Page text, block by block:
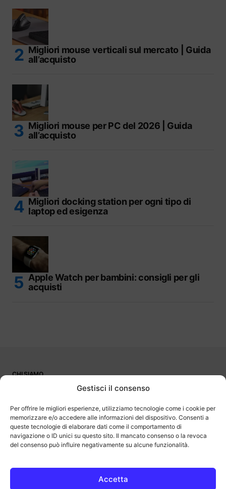
Gestisci il consenso
Per offrire le migliori esperienze, utilizziamo tecnologie come i cookie per
memorizzare e/o accedere alle informazioni del dispositivo. Consenti a
queste tecnologie di elaborare dati come il comportamento di
navigazione o ID unici su questo sito. Il mancato consenso o la revoca
del consenso può influire negativamente su alcune funzionalità.
Accetta
Migliori mouse verticali sul mercato | Guida
all’acquisto
Migliori mouse per PC del 2026 | Guida
all’acquisto
Migliori docking station per ogni tipo di
laptop ed esigenza
Apple Watch per bambini: consigli per gli
acquisti
CHI SIAMO
OutOfBit
programma di affiliazione che consente ai siti di percepire una
commissione pubblicitaria pubblicizzando e fornendo link al sito
Amazon.it. Amazon e il logo Amazon sono marchi registrati di